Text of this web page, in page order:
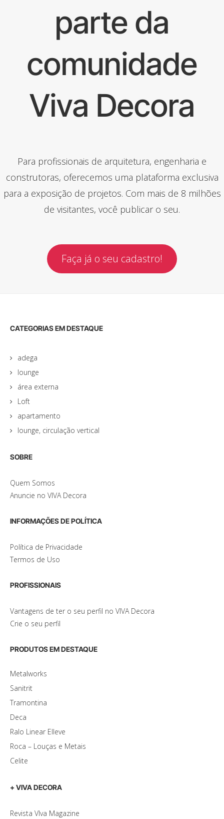
parte da
comunidade
Viva Decora
Para profissionais de arquitetura, engenharia e
construtoras, oferecemos uma plataforma exclusiva
para a exposição de projetos. Com mais de 8 milhões
de visitantes, você publicar o seu.
Faça já o seu cadastro!
CATEGORIAS EM DESTAQUE
adega
lounge
área externa
Loft
apartamento
lounge, circulação vertical
SOBRE
Quem Somos
Anuncie no VIVA Decora
INFORMAÇÕES DE POLÍTICA
Política de Privacidade
Termos de Uso
PROFISSIONAIS
Vantagens de ter o seu perfil no VIVA Decora
Crie o seu perfil
PRODUTOS EM DESTAQUE
Metalworks
Sanitrit
Tramontina
Deca
Ralo Linear Elleve
Roca – Louças e Metais
Celite
+ VIVA DECORA
Revista VIva Magazine